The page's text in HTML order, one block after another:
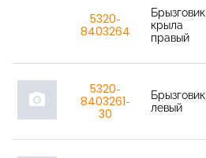
5320-
8403264
Брызговик
крыла
правый
photo_camera
5320-
8403261-
30
Брызговик
левый